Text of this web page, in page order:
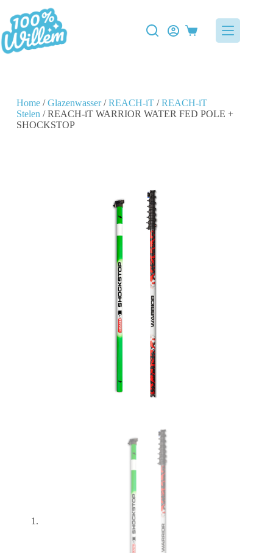
Home/Glazenwasser/REACH-iT/REACH-iT
Stelen / REACH-iT WARRIOR WATER FED POLE +
SHOCKSTOP